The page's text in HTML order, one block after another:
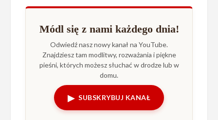
Módl się z nami każdego dnia!
Odwiedź nasz nowy kanał na YouTube.
Znajdziesz tam modlitwy, rozważania i piękne
pieśni, których możesz słuchać w drodze lub w
domu.
▶ SUBSKRYBUJ KANAŁ